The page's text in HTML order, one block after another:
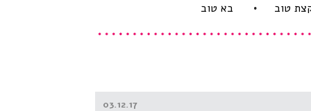
טוב בא טוב
Posted
03.12.17